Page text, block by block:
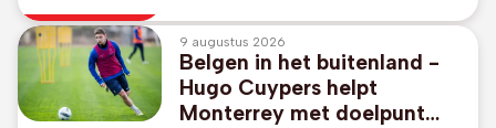
FX
9 augustus 2026
Belgen in het buitenland -
Hugo Cuypers helpt
Monterrey met doelpunt